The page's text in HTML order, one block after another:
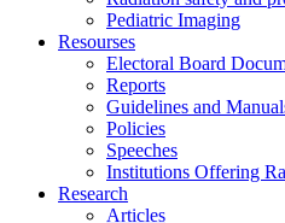
Pediatric Imaging
Resourses
Electoral Board
Reports
Guidelines and
Policies
Speeches
Institutions Offering
Research
Articles